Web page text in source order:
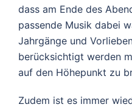
dass am Ende des
passende Musik dabei
Jahrgänge und
berücksichtigt werden
auf den Höhepunkt zu
Zudem ist es immer